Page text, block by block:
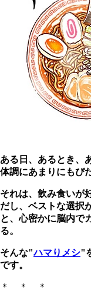
ある日、あるとき、
体調にあまりにもぴ
それは、飲み食いが
だし、ベストな選択
と、心密かに脳内で
る。
そんな"ハマりメシ"
です。
＊ ＊ ＊